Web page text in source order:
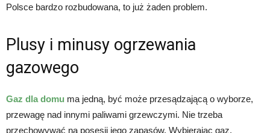
Polsce bardzo rozbudowana, to już żaden problem.
Plusy i minusy ogrzewania
gazowego
Gaz dla domu ma jedną, być może przesądzającą o wyborze,
przewagę nad innymi paliwami grzewczymi. Nie trzeba
przechowywać na posesji jego zapasów. Wybierając gaz,